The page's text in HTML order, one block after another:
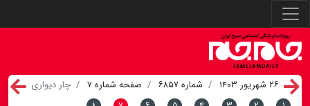
۲۶ شهریور ۱۴۰۳ شماره ۶۸۵۷ صفحه شماره ۷
چار دیواری